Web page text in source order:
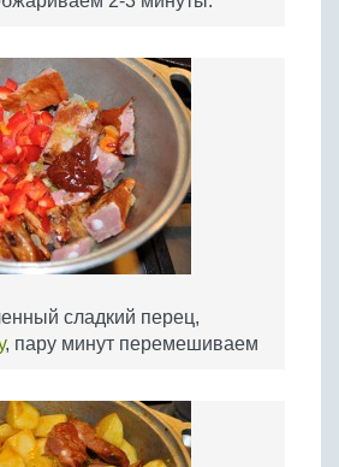
сладкий перец,
, пару минут перемешиваем